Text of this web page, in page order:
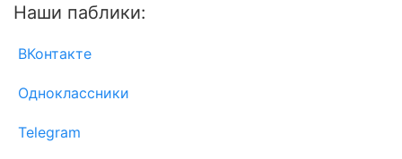
Наши паблики:
ВКонтакте
Одноклассники
Telegram